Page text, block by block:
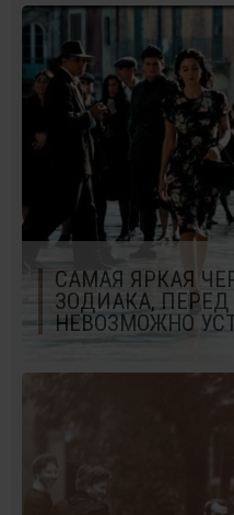
САМАЯ ЯРКАЯ
ЗОДИАКА, ПЕРЕД
НЕВОЗМОЖНО